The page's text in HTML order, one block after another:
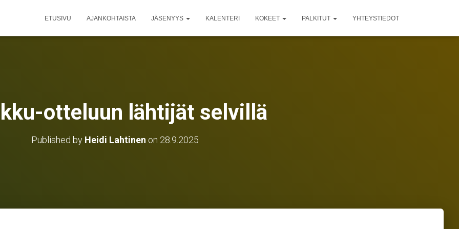
ETUSIVU AJANKOHTAISTA JÄSENYYS KALENTERI KOKEET PALKITUT YHTEYSTIEDOT
otteluun lähtijät selvillä
Published by Heidi Lahtinen on 28.9.2025